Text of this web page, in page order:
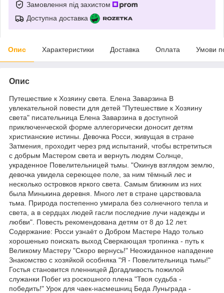
Замовлення під захистом
Доступна доставка
Опис Характеристики Доставка Оплата Умови
Опис
Путешествие к Хозяину света. Елена Заварзина В
увлекательной повести для детей "Путешествие к Хозяину
света" писательница Елена Заварзина в доступной
приключенческой форме аллегорически доносит детям
христианские истины. Девочка Росси, живущая в стране
Затмения, проходит через ряд испытаний, чтобы встретиться
с добрым Мастером света и вернуть людям Солнце,
украденное Повелительницей тьмы. "Окинув взглядом землю,
девочка увидела сереющее поле, за ним тёмный лес и
несколько островков яркого света. Самым ближним из них
была Минькина деревня. Много лет в стране царствовала
тьма. Природа постепенно умирала без солнечного тепла и
света, а в сердцах людей гасли последние лучи надежды и
любви". Повесть рекомендована детям от 8 до 12 лет.
Содержание: Росси узнаёт о Добром Мастере Надо только
хорошенько поискать выход Сверкающая тропинка - путь к
Великому Мастеру "Скоро вернусь!" Неожиданное нападение
Знакомство с хозяйкой особняка "Я - Повелительница тьмы!"
Гостья становится пленницей Догадливость пожилой
служанки Побег из роскошного плена "Твоя судьба -
победить!" Урок для чаек-насмешниц Беда Луньграда -